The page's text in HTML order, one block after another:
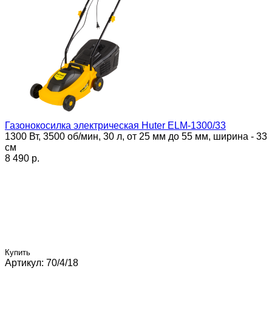
Газонокосилка электрическая Huter ELM-1300/33
1300 Вт, 3500 об/мин, 30 л, от 25 мм до 55 мм, ширина - 33
см
8 490 p.
Купить
Артикул: 70/4/18